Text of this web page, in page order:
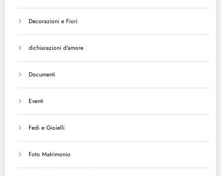
Decorazioni e Fiori
dichiarazioni d'amore
Documenti
Eventi
Fedi e Gioielli
Foto Matrimonio